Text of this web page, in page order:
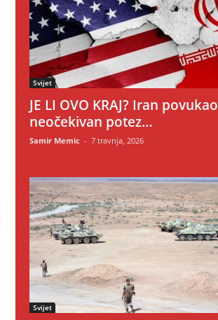
Svijet
JE LI OVO KRAJ? Iran povukao
neočekivan potez…
Samir Memic - 7 travnja, 2026
Svijet